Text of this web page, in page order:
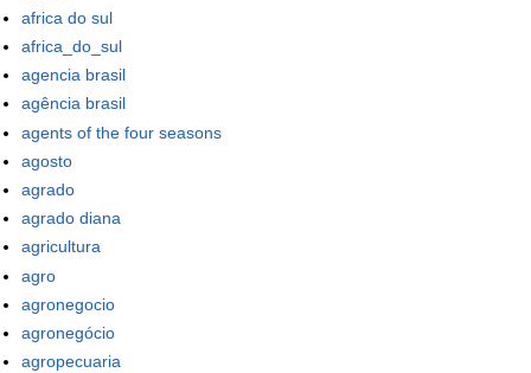
africa do sul
africa_do_sul
agencia brasil
agência brasil
agents of the four seasons
agosto
agrado
agrado diana
agricultura
agro
agronegocio
agronegócio
agropecuaria